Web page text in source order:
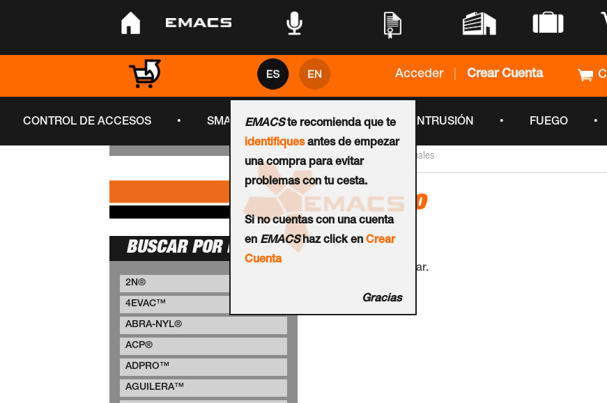
•
Acceder Crear Cuenta
EMACSte recomienda que te
identifiquesantes de empezar
una compra para evitar
problemas con tu cesta.
Si no cuentas con una cuenta
en EMACShaz click enCrear
Cuenta
Gracias
CONTROL DE ACCESOS • SMART CITY • CCTV • INTRUSIÓN • FUEGO •
BUSCAR POR MARCA
2N®
4EVAC™
ABRA-NYL®
ACP®
ADPRO™
AGUILERA™
Inicio › Accesorios_Individuales
Accesorio
Ref.: OP/PED/062
Interruptor crepuscular.